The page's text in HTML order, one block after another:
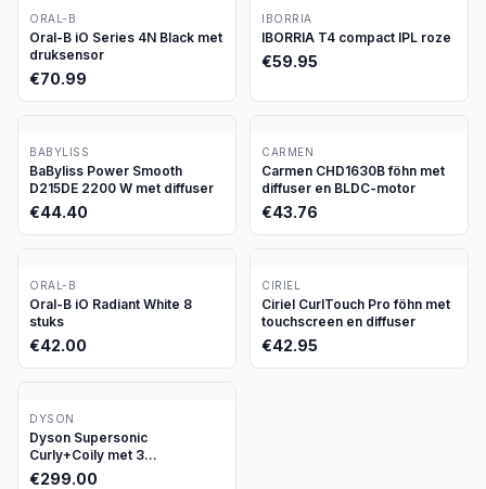
ORAL-B
Oral-B iO Series 4N Black met
druksensor
€70.99
IBORRIA
IBORRIA T4 compact IPL roze
€59.95
BABYLISS
BaByliss Power Smooth
D215DE 2200 W met diffuser
€44.40
CARMEN
Carmen CHD1630B föhn met
diffuser en BLDC-motor
€43.76
ORAL-B
Oral-B iO Radiant White 8
stuks
€42.00
CIRIEL
Ciriel CurlTouch Pro föhn met
touchscreen en diffuser
€42.95
DYSON
Dyson Supersonic
Curly+Coily met 3
opzetstukken
€299.00